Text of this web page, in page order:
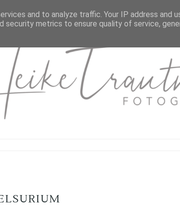
and to analyze traffic. Your IP address and
security metrics to ensure quality of service,